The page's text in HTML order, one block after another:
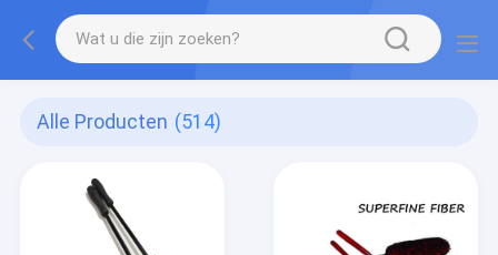
Alle Producten (514)